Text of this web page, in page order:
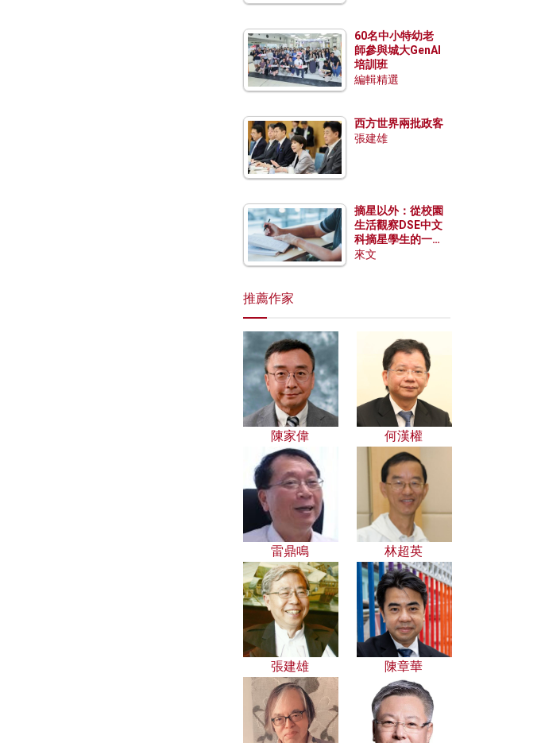
60名中小特幼老
師參與城大GenAI
培訓班
編輯精選
西方世界兩批政客
張建雄
摘星以外：從校園
生活觀察DSE中文
科摘星學生的一點
特質
來文
推薦作家
陳家偉 何漢權
雷鼎鳴 林超英
張建雄 陳章華